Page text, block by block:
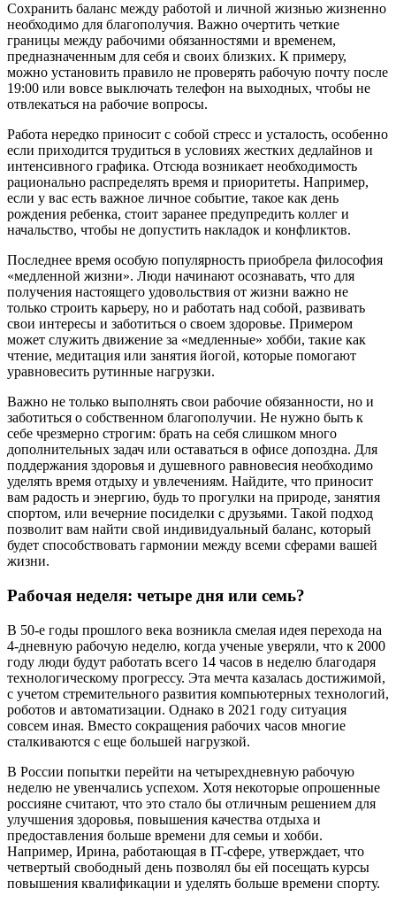
Сохранить баланс между работой и личной жизнью жизненно
необходимо для благополучия. Важно очертить четкие
границы между рабочими обязанностями и временем,
предназначенным для себя и своих близких. К примеру,
можно установить правило не проверять рабочую почту после
19:00 или вовсе выключать телефон на выходных, чтобы не
отвлекаться на рабочие вопросы.
Работа нередко приносит с собой стресс и усталость, особенно
если приходится трудиться в условиях жестких дедлайнов и
интенсивного графика. Отсюда возникает необходимость
рационально распределять время и приоритеты. Например,
если у вас есть важное личное событие, такое как день
рождения ребенка, стоит заранее предупредить коллег и
начальство, чтобы не допустить накладок и конфликтов.
Последнее время особую популярность приобрела философия
«медленной жизни». Люди начинают осознавать, что для
получения настоящего удовольствия от жизни важно не
только строить карьеру, но и работать над собой, развивать
свои интересы и заботиться о своем здоровье. Примером
может служить движение за «медленные» хобби, такие как
чтение, медитация или занятия йогой, которые помогают
уравновесить рутинные нагрузки.
Важно не только выполнять свои рабочие обязанности, но и
заботиться о собственном благополучии. Не нужно быть к
себе чрезмерно строгим: брать на себя слишком много
дополнительных задач или оставаться в офисе допоздна. Для
поддержания здоровья и душевного равновесия необходимо
уделять время отдыху и увлечениям. Найдите, что приносит
вам радость и энергию, будь то прогулки на природе, занятия
спортом, или вечерние посиделки с друзьями. Такой подход
позволит вам найти свой индивидуальный баланс, который
будет способствовать гармонии между всеми сферами вашей
жизни.
Рабочая неделя: четыре дня или семь?
В 50-е годы прошлого века возникла смелая идея перехода на
4-дневную рабочую неделю, когда ученые уверяли, что к 2000
году люди будут работать всего 14 часов в неделю благодаря
технологическому прогрессу. Эта мечта казалась достижимой,
с учетом стремительного развития компьютерных технологий,
роботов и автоматизации. Однако в 2021 году ситуация
совсем иная. Вместо сокращения рабочих часов многие
сталкиваются с еще большей нагрузкой.
В России попытки перейти на четырехдневную рабочую
неделю не увенчались успехом. Хотя некоторые опрошенные
россияне считают, что это стало бы отличным решением для
улучшения здоровья, повышения качества отдыха и
предоставления больше времени для семьи и хобби.
Например, Ирина, работающая в IT-сфере, утверждает, что
четвертый свободный день позволял бы ей посещать курсы
повышения квалификации и уделять больше времени спорту.